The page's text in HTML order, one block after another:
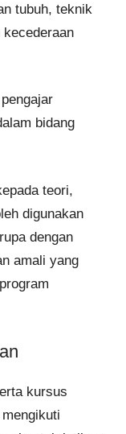
tubuh, teknik
bidang
teori,
digunakan
dengan
amali yang
kursus